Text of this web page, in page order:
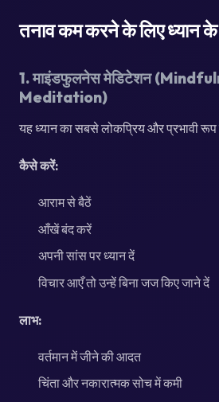
तनाव कम करने के लिए ध्यान के
1. माइंडफुलनेस मेडिटेशन
Meditation)
यह ध्यान का सबसे लोकप्रिय और प्रभावी रूप
कैसे करें:
आराम से बैठें
आँखें बंद करें
अपनी सांस पर ध्यान दें
विचार आएँ तो उन्हें बिना जज किए जाने दें
लाभ:
वर्तमान में जीने की आदत
चिंता और नकारात्मक सोच में कमी